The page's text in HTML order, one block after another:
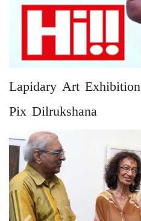
Lapidary Art Exhibition
Pix Dilrukshana